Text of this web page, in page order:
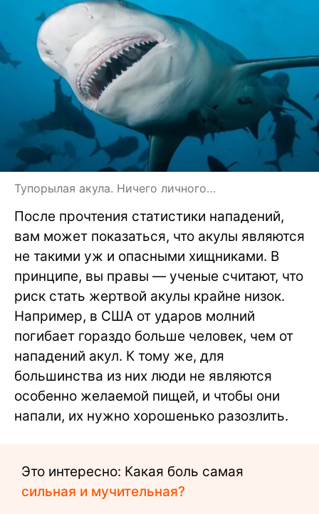
Тупорылая акула. Ничего личного…
После прочтения статистики нападений,
вам может показаться, что акулы являются
не такими уж и опасными хищниками. В
принципе, вы правы — ученые считают, что
риск стать жертвой акулы крайне низок.
Например, в США от ударов молний
погибает гораздо больше человек, чем от
нападений акул. К тому же, для
большинства из них люди не являются
особенно желаемой пищей, и чтобы они
напали, их нужно хорошенько разозлить.
Это интересно: Какая боль самая
сильная и мучительная?